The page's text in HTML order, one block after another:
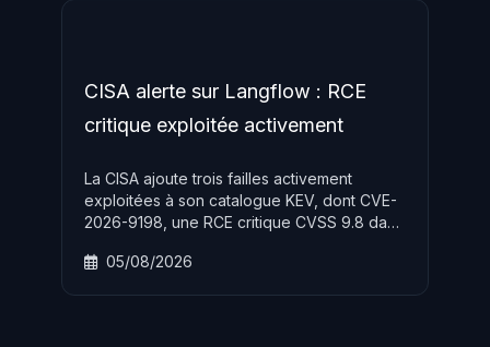
CISA alerte sur Langflow : RCE
critique exploitée activement
La CISA ajoute trois failles activement
exploitées à son catalogue KEV, dont CVE-
2026-9198, une RCE critique CVSS 9.8 dans
distance sans authentification sur toutes les
05/08/2026